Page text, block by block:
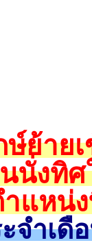
ษ์ย้าย
นั่งทิ
แหน่ง
จำเดื